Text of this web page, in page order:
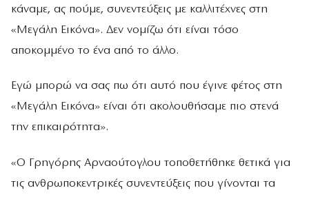
κάναμε, ας πούμε, συνεντεύξεις με καλλιτέχνες στη
«Μεγάλη Εικόνα». Δεν νομίζω ότι είναι τόσο
αποκομμένο το ένα από το άλλο.
Εγώ μπορώ να σας πω ότι αυτό που έγινε φέτος στη
«Μεγάλη Εικόνα» είναι ότι ακολουθήσαμε πιο στενά
την επικαιρότητα».
«Ο Γρηγόρης Αρναούτογλου τοποθετήθηκε θετικά για
τις ανθρωποκεντρικές συνεντεύξεις που γίνονται τα